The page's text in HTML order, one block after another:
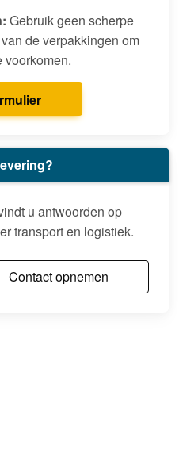
Gebruik geen scherpe
de verpakkingen om
voorkomen.
u antwoorden op
transport en logistiek.
Contact opnemen